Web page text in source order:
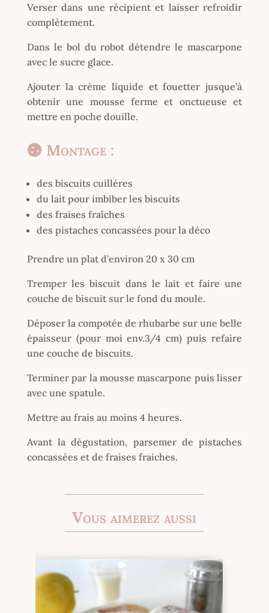
Verser dans une récipient et laisser refroidir
complètement.
Dans le bol du robot détendre le mascarpone
avec le sucre glace.
Ajouter la crème liquide et fouetter jusque’à
obtenir une mousse ferme et onctueuse et
mettre en poche douille.
Montage :
des biscuits cuillères
du lait pour imbiber les biscuits
des fraises fraîches
des pistaches concassées pour la déco
Prendre un plat d’environ 20 x 30 cm
Tremper les biscuit dans le lait et faire une
couche de biscuit sur le fond du moule.
Déposer la compotée de rhubarbe sur une belle
épaisseur (pour moi env.3/4 cm) puis refaire
une couche de biscuits.
Terminer par la mousse mascarpone puis lisser
avec une spatule.
Mettre au frais au moins 4 heures.
Avant la dégustation, parsemer de pistaches
concassées et de fraises fraiches.
Vous aimerez aussi